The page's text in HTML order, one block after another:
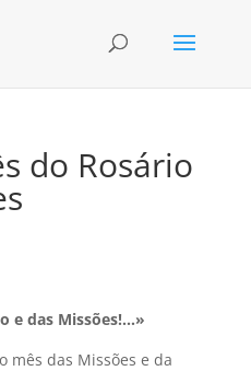
do Rosário
e das Missões!…»
mês das Missões e da